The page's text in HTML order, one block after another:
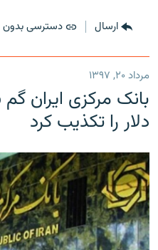
ارسال دسترسی بدون
مرداد ۲۰, ۱۳۹۷
دلار را تکذیب کرد